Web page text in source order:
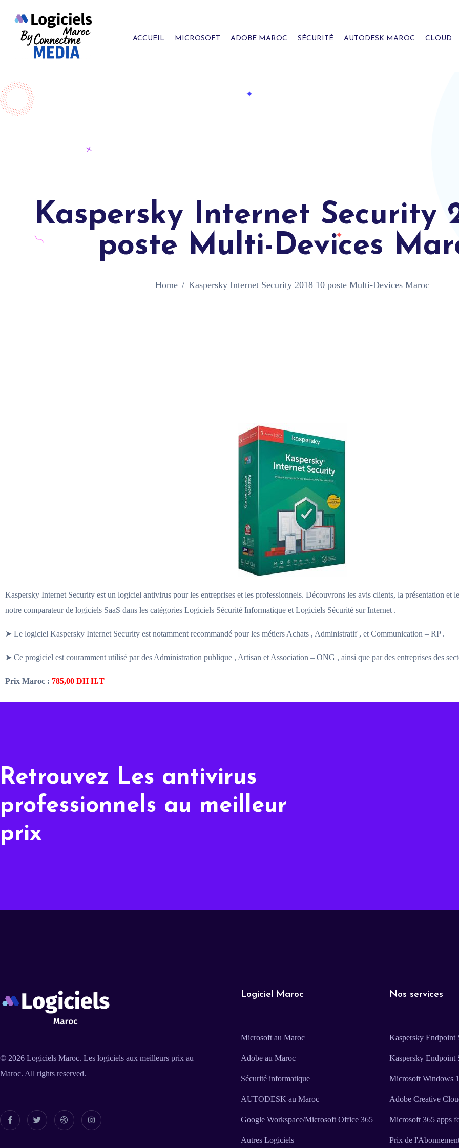
ACCUEIL MICROSOFT ADOBE MAROC SÉCURITÉ AUTODESK MAROC CLOUD
Kaspersky Internet Security
poste Multi-Devices
Home Kaspersky Internet Security 2018 10 poste Multi-Devices Maroc
Kaspersky Internet Security est un logiciel antivirus pour les entreprises et les professionnels. Découvrons les avis clients, la présentation et
notre comparateur de logiciels SaaS dans les catégories Logiciels Sécurité Informatique et Logiciels Sécurité sur Internet .
➤ Le logiciel Kaspersky Internet Security est notamment recommandé pour les métiers Achats , Administratif , et Communication – RP .
➤ Ce progiciel est couramment utilisé par des Administration publique , Artisan et Association – ONG , ainsi que par des entreprises des
Prix Maroc : 785,00 DH H.T
Retrouvez Les antivirus
professionnels au meilleur
prix
© 2026 Logiciels Maroc. Les logiciels aux meilleurs prix au
Maroc. All rights reserved.
Logiciel Maroc
Microsoft au Maroc
Adobe au Maroc
Sécurité informatique
AUTODESK au Maroc
Google Workspace/Microsoft Office 365
Autres Logiciels
Nos services
Kaspersky Endpoint
Kaspersky Endpoint
Microsoft Windows
Adobe Creative
Microsoft 365 apps
Prix de